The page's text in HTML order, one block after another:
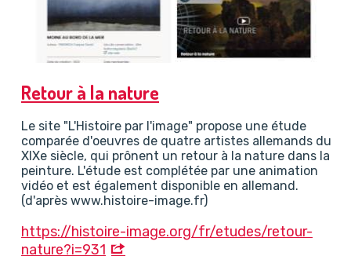
Retour à la nature
Le site "L'Histoire par l'image" propose une étude
comparée d'oeuvres de quatre artistes allemands du
XIXe siècle, qui prônent un retour à la nature dans la
peinture. L'étude est complétée par une animation
vidéo et est également disponible en allemand.
(d'après www.histoire-image.fr)
https://histoire-image.org/fr/etudes/retour-
nature?i=931